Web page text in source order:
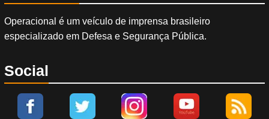
Operacional é um veículo de imprensa brasileiro
especializado em Defesa e Segurança Pública.
Social